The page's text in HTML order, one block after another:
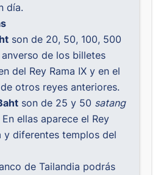
día.
son de 20, 50, 100, 500
de los billetes
del Rey Rama IX y en el
otros reyes anteriores.
son de 25 y 50 satang
ellas aparece el Rey
y diferentes templos del
de Tailandia podrás